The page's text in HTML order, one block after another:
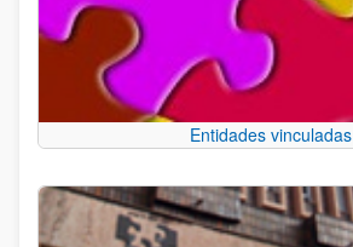
Entidades vinculadas